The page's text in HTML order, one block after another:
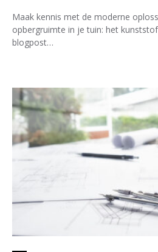
Maak kennis met de moderne
opbergruimte in je tuin: het
blogpost…